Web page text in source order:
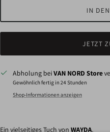
IN
JETZT
Abholung beiVAN NORD Store
Gewöhnlich fertig in 24 Stunden
Shop-Informationen anzeigen
Ein vielseitiges Tuch von WAYDA.